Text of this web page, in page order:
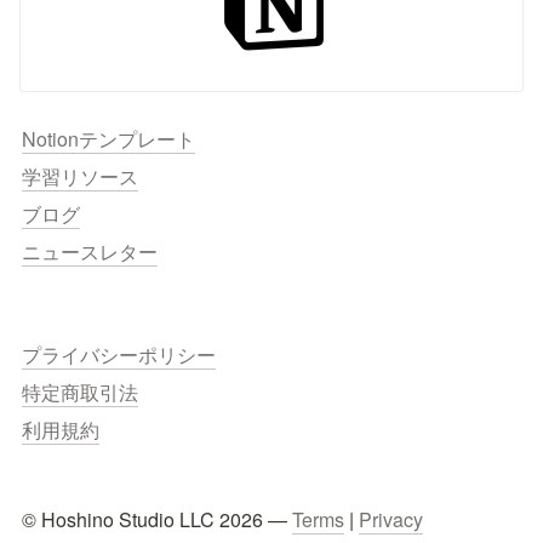
Notionテンプレート
学習リソース
ブログ
ニュースレター
プライバシーポリシー
特定商取引法
利用規約
© Hoshino Studio LLC 2026 — Terms | Privacy